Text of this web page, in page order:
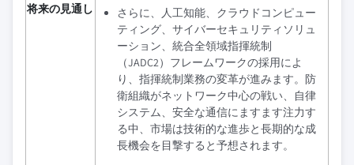
将来の見通し
さらに、人工知能、クラウドコンピュー
ティング、サイバーセキュリティソリュ
ーション、統合全領域指揮統制
（JADC2）フレームワークの採用によ
り、指揮統制業務の変革が進みます。防
衛組織がネットワーク中心の戦い、自律
システム、安全な通信にますます注力す
る中、市場は技術的な進歩と長期的な成
長機会を目撃すると予想されます。